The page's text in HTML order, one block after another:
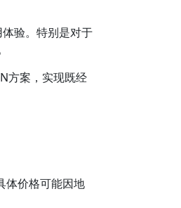
验。特别是对于
方案，实现既经
体价格可能因地